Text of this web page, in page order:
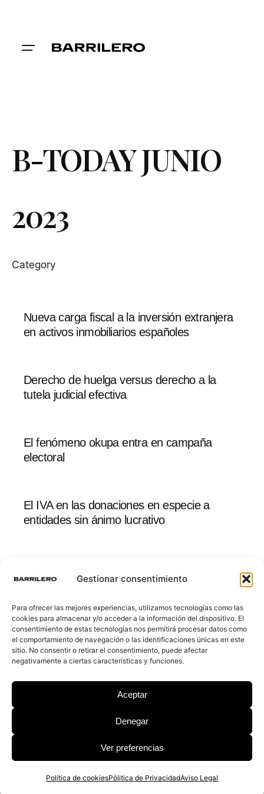
Gestionar consentimiento
Para ofrecer las mejores experiencias, utilizamos tecnologías como las
cookies para almacenar y/o acceder a la información del dispositivo. El
consentimiento de estas tecnologías nos permitirá procesar datos como
el comportamiento de navegación o las identificaciones únicas en este
sitio. No consentir o retirar el consentimiento, puede afectar
negativamente a ciertas características y funciones.
Aceptar
Denegar
Ver preferencias
Política de cookiesPólitica de PrivacidadAviso Legal
B-TODAY JUNIO
2023
Category
Nueva carga fiscal a la inversión extranjera
en activos inmobiliarios españoles
Derecho de huelga versus derecho a la
tutela judicial efectiva
El fenómeno okupa entra en campaña
electoral
El IVA en las donaciones en especie a
entidades sin ánimo lucrativo
societaria
Despido de un trabajador durante su baja
médica ¿Nulidad o improcedencia?
Se aprueba definitivamente la ley 12/2023,
© 2026 Barrilero